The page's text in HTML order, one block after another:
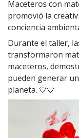
Maceteros con
promovió la
conciencia
Durante el taller,
transformaron
maceteros,
pueden generar
planeta. 💙💛